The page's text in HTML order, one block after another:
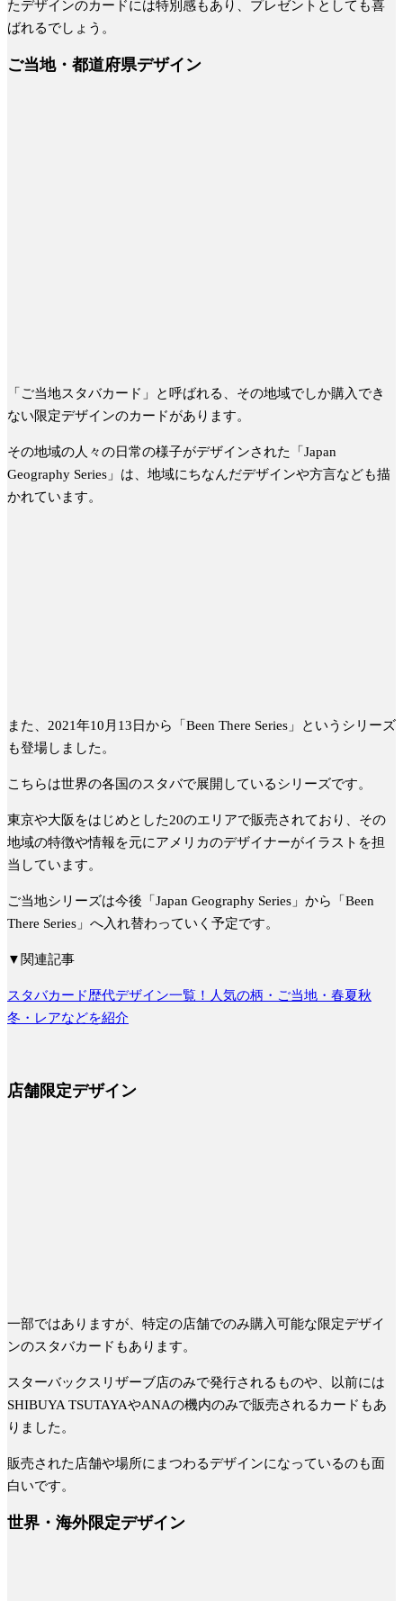
たデザインのカードには特別感もあり、プレゼントとしても喜
ばれるでしょう。
ご当地・都道府県デザイン
「ご当地スタバカード」と呼ばれる、その地域でしか購入でき
ない限定デザインのカードがあります。
その地域の人々の日常の様子がデザインされた
「Japan
Geography Series」は、 地域にちなんだデザインや方言なども描
かれています。
また、2021年10月13日から「Been There Series」というシリーズ
も登場しました。
こちらは世界の各国のスタバで展開しているシリーズです。
東京や大阪をはじめとした20のエリアで販売されており、その
地域の特徴や情報を元にアメリカのデザイナーがイラストを担
当しています。
ご当地シリーズは今後「Japan Geography Series」から「Been
There Series」へ入れ替わっていく予定です。
▼関連記事
スタバカード歴代デザイン一覧！人気の柄・ご当地・春夏秋
冬・レアなどを紹介
店舗限定デザイン
一部ではありますが、特定の店舗でのみ購入可能な限定デザイ
ンのスタバカードもあります。
スターバックスリザーブ店のみで発行されるものや、以前には
SHIBUYA TSUTAYAやANAの機内のみで販売されるカードもあ
りました。
販売された店舗や場所にまつわるデザインになっているのも面
白いです。
世界・海外限定デザイン